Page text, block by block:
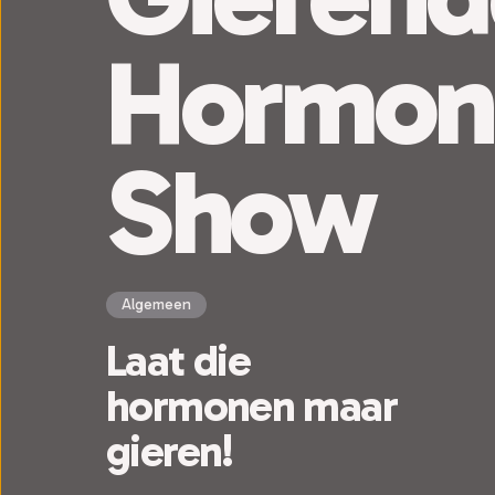
Show
Algemeen
Laat die
hormonen maar
gieren!